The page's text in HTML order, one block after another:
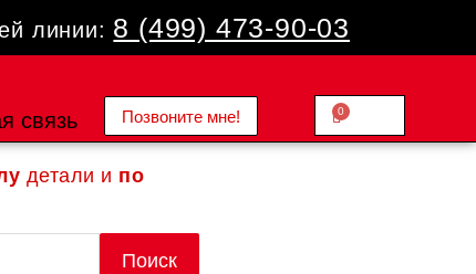
линии: 8 (499) 473-90-03
связь Позвоните мне! 0.00
0
Cart
детали и по
Поиск